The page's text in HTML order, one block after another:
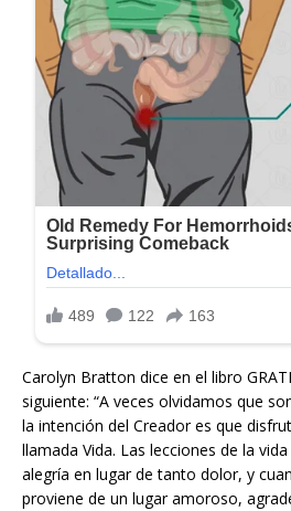
Carolyn Bratton dice en el libro
siguiente: “A veces olvidamos que
la intención del Creador es que
llamada Vida. Las lecciones de la
alegría en lugar de tanto dolor, y
proviene de un lugar amoroso,